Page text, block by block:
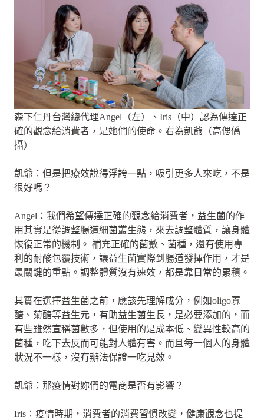
森下仁丹台灣總代理Angel（左）、Iris（中）認為傳達正
確的觀念給消費者，是她們的使命。右為凱爺（高偲僑
攝）
凱爺：但是把療效說得浮誇一點，吸引更多人來吃，不是
很好嗎？
Angel：我們希望傳達正確的觀念給消費者，益生菌的作
用其實是從調整腸道細菌叢生態，來去調整體質，讓身體
恢復正常的機制。 補充正確的菌數、菌種，還有使用專
利的耐酸包覆技術，讓益生菌實際到腸道發揮作用，才是
最關鍵的重點。調整體質沒有速效，都是靠日常的累積。
其實在選擇益生菌之前，應該先理解成分，例如oligo寡
醣、菊醣等益生元，有助益生菌生長，是必要添加的，而
有些雖然宣稱菌數多，但使用的是成本低、變異性較高的
菌種，吃下去反而可能對人體有害。而且每一個人的身體
狀況不一樣，沒有辦法保證一吃見效。
凱爺：那疫情對妳們的電商是否有影響？
Iris：疫情時期，消費者的消費習慣改變，健康觀念也提